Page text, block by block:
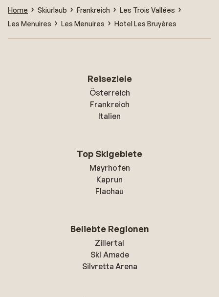
Home Skiurlaub Frankreich
Les Trois Vallées
Les Menuires
Les Menuires Hotel Les Bruyères
Reiseziele
Österreich
Frankreich
Italien
Top Skigebiete
Mayrhofen
Kaprun
Flachau
Beliebte Regionen
Zillertal
Ski Amade
Silvretta Arena